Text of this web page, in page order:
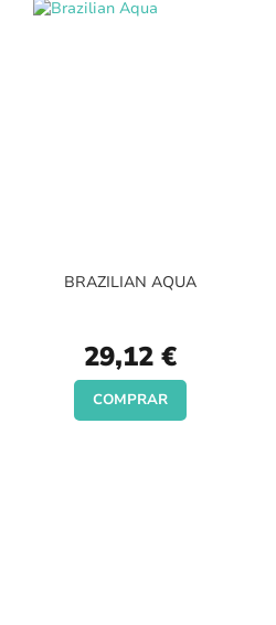
BRAZILIAN AQUA
29,12 €
COMPRAR